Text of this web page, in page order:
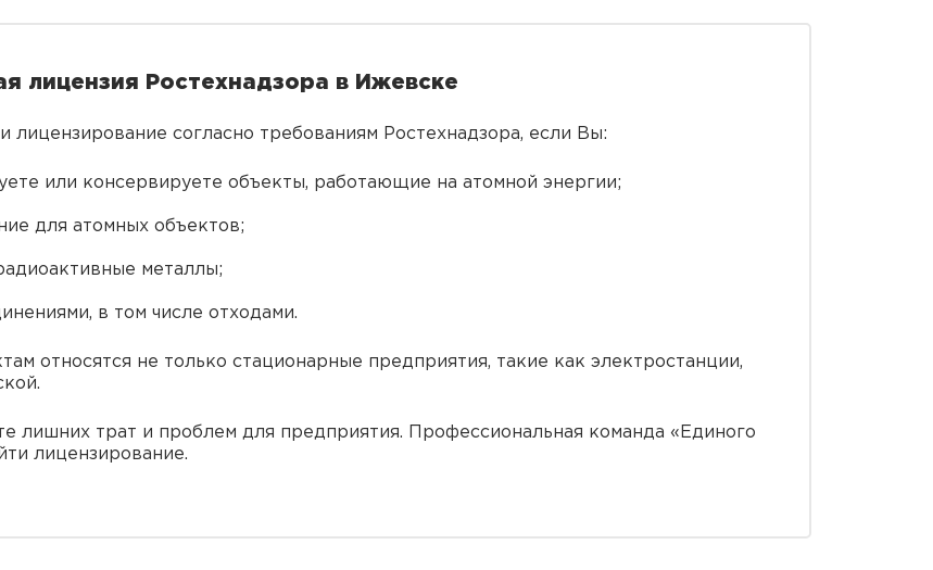
лицензия Ростехнадзора в Ижевске
согласно требованиям Ростехнадзора, если Вы:
или консервируете объекты, работающие на атомной энергии;
для атомных объектов;
металлы;
в том числе отходами.
относятся не только стационарные предприятия, такие как электростанции,
лишних трат и проблем для предприятия. Профессиональная команда «Единого
лицензирование.